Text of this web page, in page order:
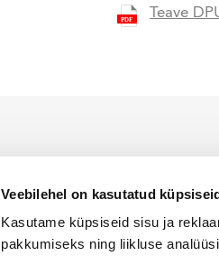
Veebilehel on kasutatud
Kasutame küpsiseid sisu ja
pakkumiseks ning liikluse
Teave